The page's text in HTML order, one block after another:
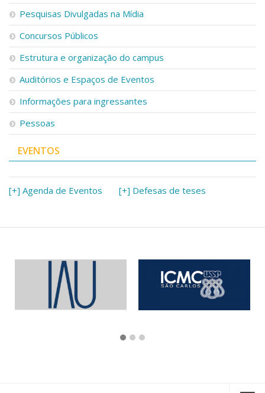
Pesquisas Divulgadas na Mídia
Concursos Públicos
Estrutura e organização do campus
Auditórios e Espaços de Eventos
Informações para ingressantes
Pessoas
EVENTOS
[+] Agenda de Eventos [+] Defesas de teses